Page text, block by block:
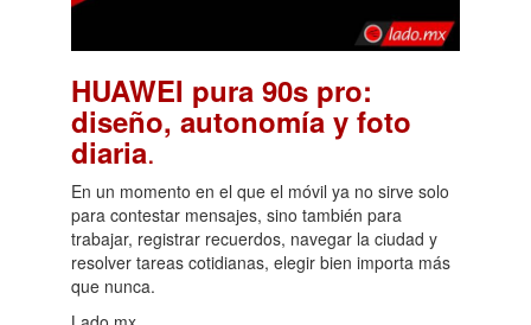
HUAWEI pura 90s pro:
diseño, autonomía y foto
diaria.
En un momento en el que el móvil ya no sirve solo
para contestar mensajes, sino también para
trabajar, registrar recuerdos, navegar la ciudad y
resolver tareas cotidianas, elegir bien importa más
que nunca.